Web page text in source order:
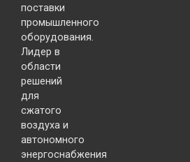
поставки
промышленного
оборудования.
Лидер в
области
решений
для
сжатого
воздуха и
автономного
энергоснабжения